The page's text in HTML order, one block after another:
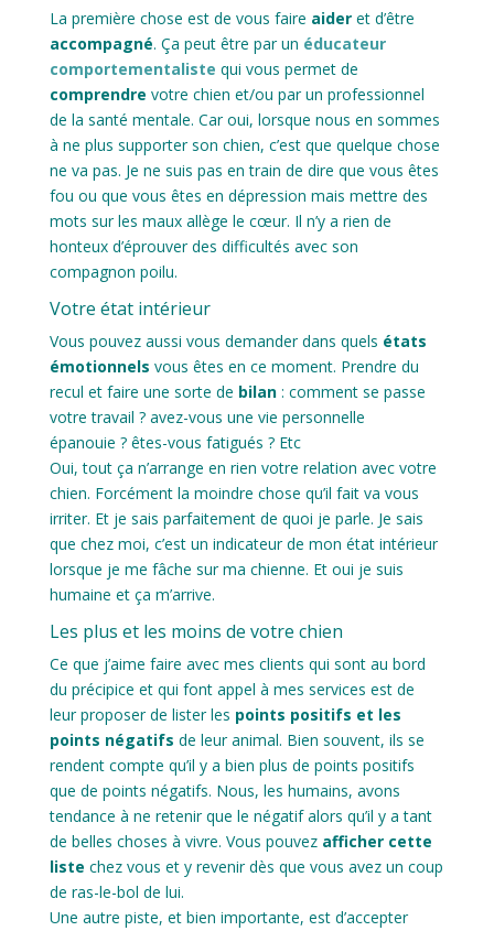
La première chose est de vous faire aideret d’être
accompagné. Ça peut être par un éducateur
comportementaliste qui vous permet de
comprendre votre chien et/ou par un professionnel
de la santé mentale. Car oui, lorsque nous en sommes
à ne plus supporter son chien, c’est que quelque chose
ne va pas. Je ne suis pas en train de dire que vous êtes
fou ou que vous êtes en dépression mais mettre des
mots sur les maux allège le cœur. Il n’y a rien de
honteux d’éprouver des difficultés avec son
compagnon poilu.
Votre état intérieur
Vous pouvez aussi vous demander dans quels états
émotionnels vous êtes en ce moment. Prendre du
recul et faire une sorte de bilan: comment se passe
votre travail ? avez-vous une vie personnelle
épanouie ? êtes-vous fatigués ? Etc
Oui, tout ça n’arrange en rien votre relation avec votre
chien. Forcément la moindre chose qu’il fait va vous
irriter. Et je sais parfaitement de quoi je parle. Je sais
que chez moi, c’est un indicateur de mon état intérieur
lorsque je me fâche sur ma chienne. Et oui je suis
humaine et ça m’arrive.
Les plus et les moins de votre chien
Ce que j’aime faire avec mes clients qui sont au bord
du précipice et qui font appel à mes services est de
leur proposer de lister les points positifs et les
points négatifs de leur animal. Bien souvent, ils se
rendent compte qu’il y a bien plus de points positifs
que de points négatifs. Nous, les humains, avons
tendance à ne retenir que le négatif alors qu’il y a tant
de belles choses à vivre. Vous pouvez afficher cette
liste chez vous et y revenir dès que vous avez un coup
de ras-le-bol de lui.
Une autre piste, et bien importante, est d’accepter